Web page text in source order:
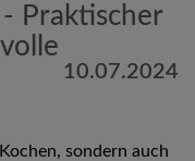
Praktischer
10.07.2024
sondern auch